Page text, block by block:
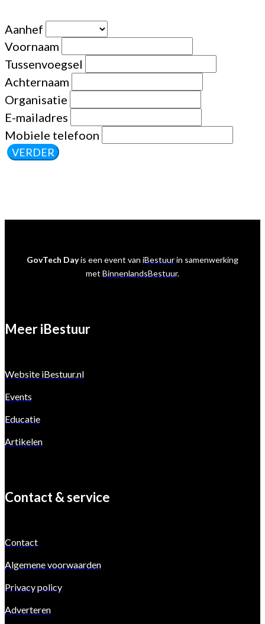
Aanhef
Voornaam
Tussenvoegsel
Achternaam
Organisatie
E-mailadres
Mobiele telefoon
VERDER
GovTech Dayis een event van iBestuurin samenwerking
met BinnenlandsBestuur.
Meer iBestuur
Website iBestuur.nl
Events
Educatie
Artikelen
Contact & service
Contact
Algemene voorwaarden
Privacy policy
Adverteren